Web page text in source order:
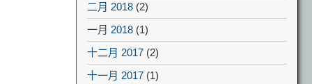
二月 2018 (2)
一月 2018 (1)
十二月 2017 (2)
十一月 2017 (1)